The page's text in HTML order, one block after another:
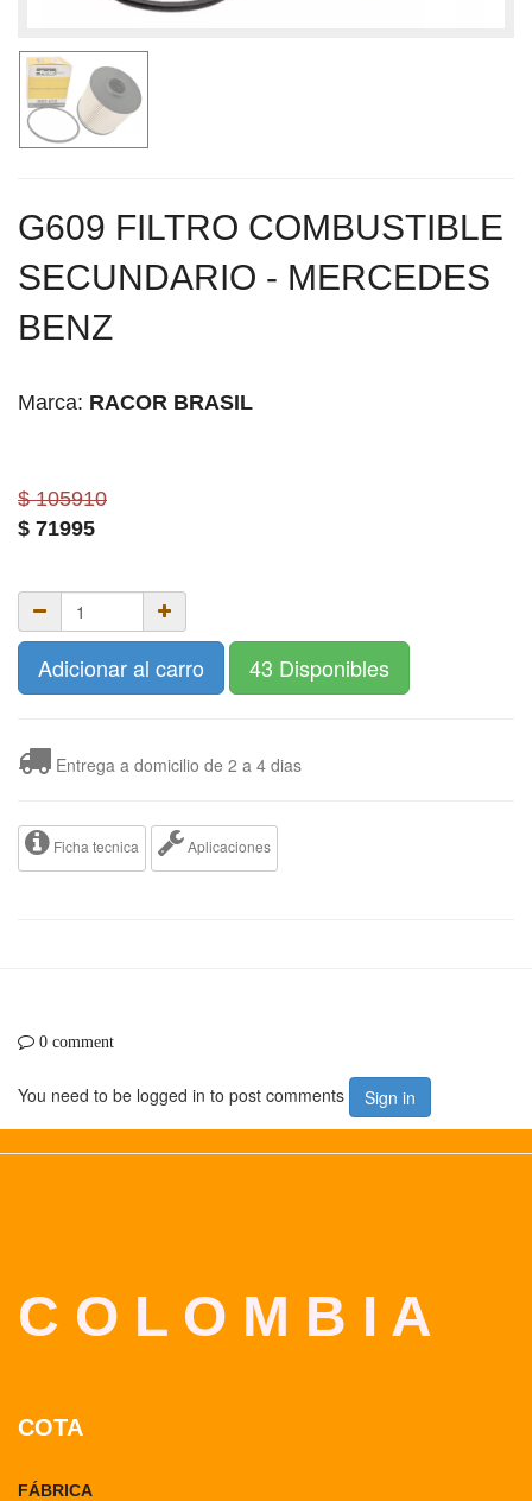
G609 FILTRO COMBUSTIBLE
SECUNDARIO - MERCEDES
BENZ
Marca: RACOR BRASIL
$ 105910
$ 71995
Adicionar al carro 43 Disponibles
Entrega a domicilio de 2 a 4 dias
Ficha tecnica Aplicaciones
0 comment
You need to be logged in to post comments Sign in
C O L O M B I A
COTA
FÁBRICA